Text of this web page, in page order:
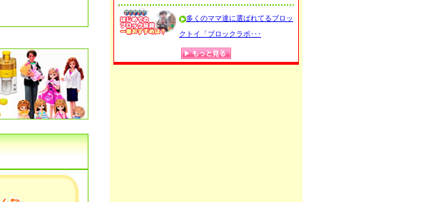
多くのママ達に選ばれてるブロッ
クトイ「ブロックラボ･･･